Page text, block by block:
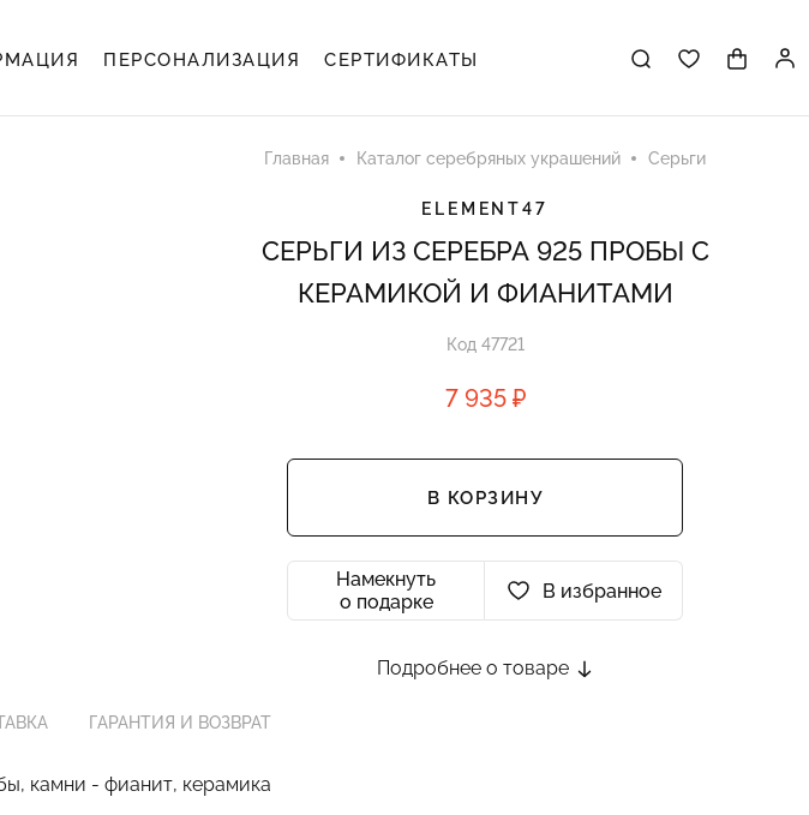
ПЕРСОНАЛИЗАЦИЯ СЕРТИФИКАТЫ
Главная Каталог серебряных украшений Серьги
ELEMENT47
СЕРЬГИ ИЗ СЕРЕБРА 925 ПРОБЫ С
КЕРАМИКОЙ И ФИАНИТАМИ
Код 47721
7 935 ₽
В КОРЗИНУ
Намекнуть
о подарке
В избранное
Подробнее о товаре
ГАРАНТИЯ И ВОЗВРАТ
камни - фианит, керамика